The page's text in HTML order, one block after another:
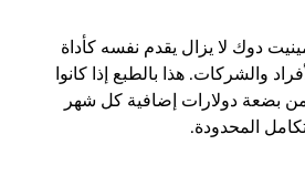
دوك لا يزال يقدم نفسه كأداة
والشركات. هذا بالطبع إذا كانوا
بضعة دولارات إضافية كل شهر
المحدودة.